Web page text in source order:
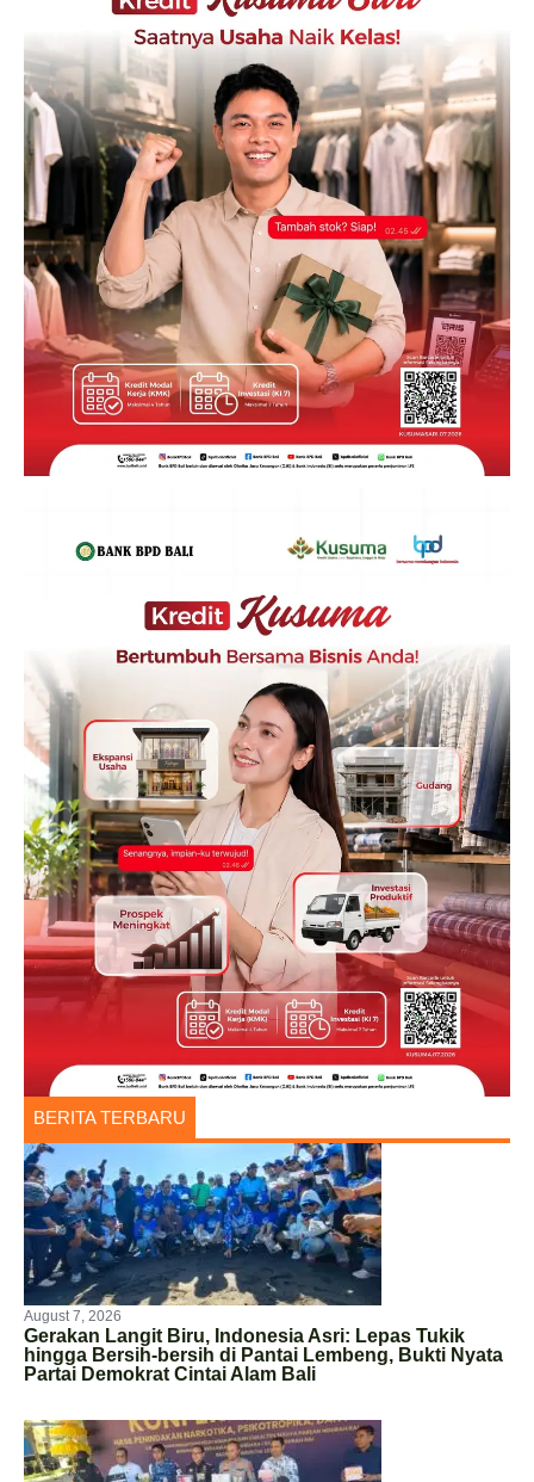
BERITA TERBARU
August 7, 2026
Gerakan Langit Biru, Indonesia Asri: Lepas Tukik
hingga Bersih-bersih di Pantai Lembeng, Bukti Nyata
Partai Demokrat Cintai Alam Bali